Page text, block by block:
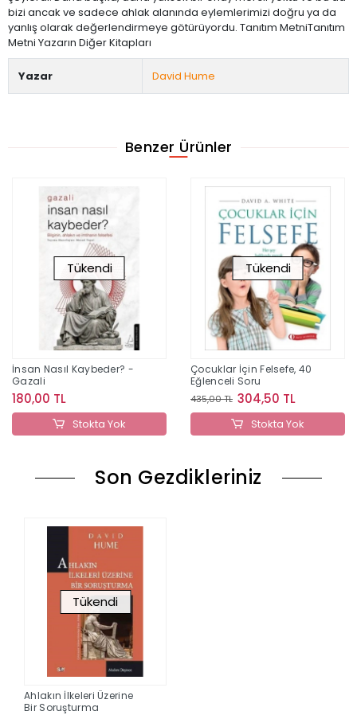
bizi ancak ve sadece ahlak alanında eylemlerimizi doğru ya da
yanlış olarak değerlendirmeye götürüyordu. Tanıtım MetniTanıtım
Metni Yazarın Diğer Kitapları
Yazar David Hume
Benzer Ürünler
Tükendi
İnsan Nasıl Kaybeder? -
Gazali
180,00 TL
Stokta Yok
Tükendi
Çocuklar İçin Felsefe, 40
Eğlenceli Soru
435,00 TL 304,50 TL
Stokta Yok
Son Gezdikleriniz
Tükendi
Ahlakın İlkeleri Üzerine
Bir Soruşturma